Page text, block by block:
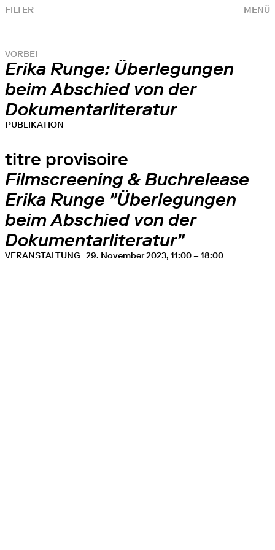
MENÜ
FILTER
VORBEI
Erika Runge: Überlegungen
beim Abschied von der
Dokumentarliteratur
PUBLIKATION
titre provisoire
Filmscreening & Buchrelease
Erika Runge "Überlegungen
beim Abschied von der
Dokumentarliteratur"
VERANSTALTUNG 29. November 2023, 11:00 – 18:00